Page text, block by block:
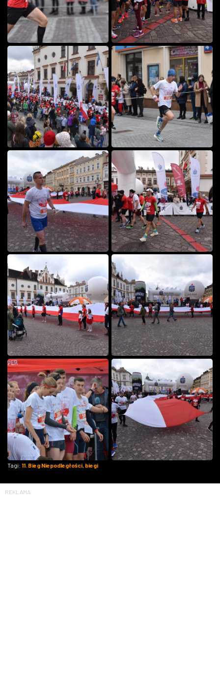
Tagi: 11. Bieg Niepodległości, biegi
REKLAMA